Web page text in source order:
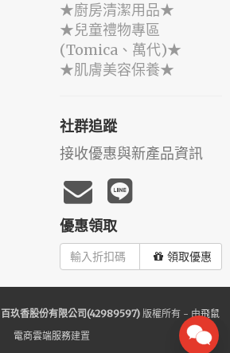
★廚房清潔用品★
★兒童禮物專區
(Tomica、萬代)★
★肌膚美容保養★
社群追蹤
接收優惠與新產品資訊
優惠領取
領取優惠
百玖香股份有限公司(42989597) 版權所有 - 由飛鼠
電商雲端服務建置